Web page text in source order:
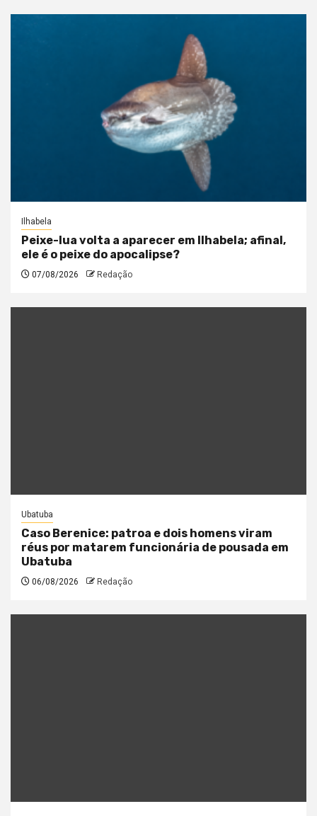
Ilhabela
Peixe-lua volta a aparecer em Ilhabela; afinal,
ele é o peixe do apocalipse?
07/08/2026 Redação
Ubatuba
Caso Berenice: patroa e dois homens viram
réus por matarem funcionária de pousada em
Ubatuba
06/08/2026 Redação